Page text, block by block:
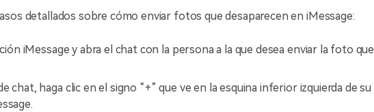
detallados sobre cómo enviar fotos que desaparecen en iMessage:
iMessage y abra el chat con la persona a la que desea enviar la foto que
chat, haga clic en el signo “+” que ve en la esquina inferior izquierda de su